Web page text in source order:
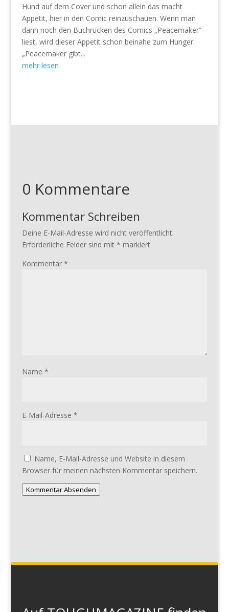
Hund auf dem Cover und schon allein das macht
Appetit, hier in den Comic reinzuschauen. Wenn man
dann noch den Buchrücken des Comics „Peacemaker“
liest, wird dieser Appetit schon beinahe zum Hunger.
„Peacemaker gibt...
mehr lesen
0 Kommentare
Kommentar Schreiben
Deine E-Mail-Adresse wird nicht veröffentlicht.
Erforderliche Felder sind mit * markiert
Kommentar *
Name *
E-Mail-Adresse *
Name, E-Mail-Adresse und Website in diesem
Browser für meinen nächsten Kommentar speichern.
Kommentar Absenden